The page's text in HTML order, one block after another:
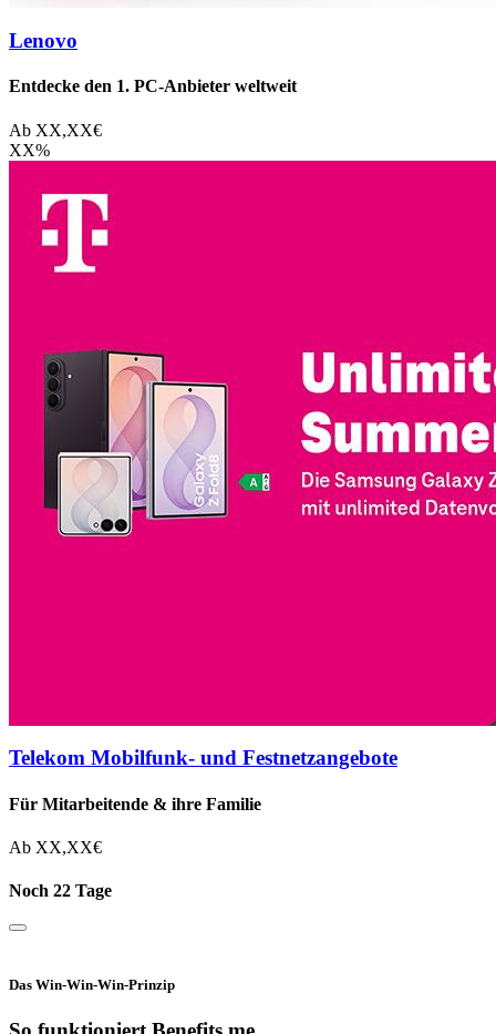
Lenovo
Entdecke den 1. PC-Anbieter weltweit
Ab XX,XX€
XX%
Telekom Mobilfunk- und Festnetzangebote
Für Mitarbeitende & ihre Familie
Ab XX,XX€
Noch 22 Tage
Das Win-Win-Win-Prinzip